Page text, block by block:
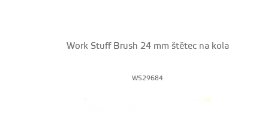
Work Stuff Brush 24 mm štětec na kola
WS29684